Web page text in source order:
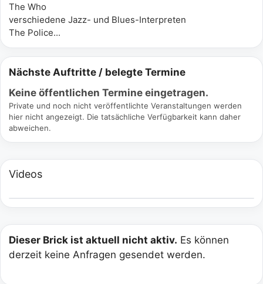
The Who
verschiedene Jazz- und Blues-Interpreten
The Police...
Nächste Auftritte / belegte Termine
Keine öffentlichen Termine eingetragen.
Private und noch nicht veröffentlichte Veranstaltungen werden
hier nicht angezeigt. Die tatsächliche Verfügbarkeit kann daher
abweichen.
Videos
Dieser Brick ist aktuell nicht aktiv. Es können
derzeit keine Anfragen gesendet werden.